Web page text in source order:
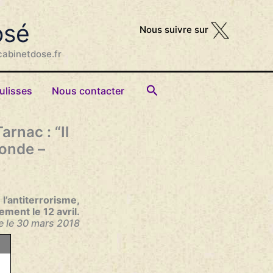
Nous suivre sur
Nous contacter Rechercher
: “Il
–
le 12 avril.
le 30 mars 2018